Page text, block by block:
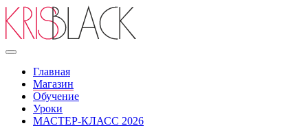
Главная
Магазин
Обучение
Уроки
МАСТЕР-КЛАСС 2026